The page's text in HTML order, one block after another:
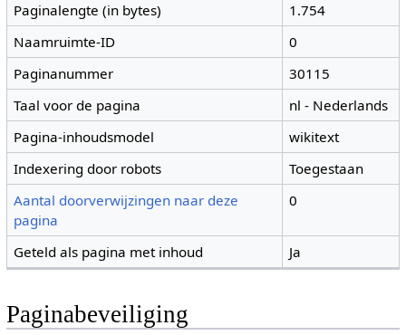
Paginalengte (in bytes)
1.754
Naamruimte-ID
0
Paginanummer
30115
Taal voor de pagina
nl - Nederlands
Pagina-inhoudsmodel
wikitext
Indexering door robots
Toegestaan
Aantal doorverwijzingen naar deze
pagina
0
Geteld als pagina met inhoud Ja
Paginabeveiliging